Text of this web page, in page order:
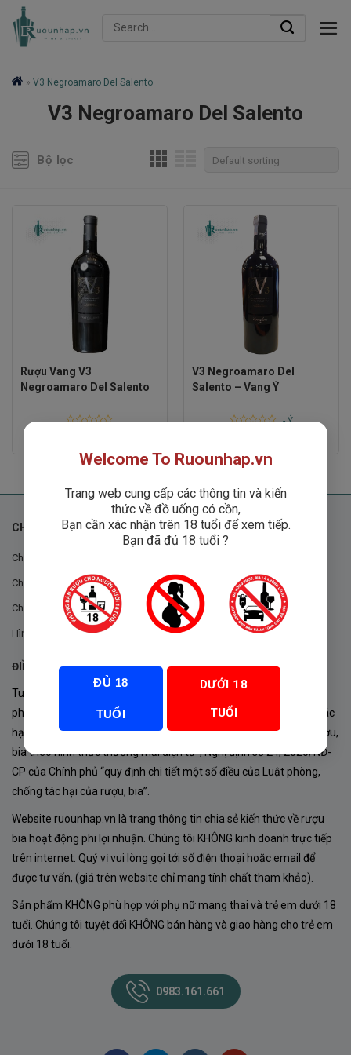
Skip
Search
» V3 Negroamaro Del Salento
V3 Negroamaro Del Salento
Bộ lọc
Rượu Vang V3
Negroamaro Del Salento
V3 Negroamaro Del
Salento – Vang Ý
of
-Ý
CHÍNH SÁCH
Chính sách chung
Chính sách đổi trả
Chính sách mua hàng
Hình thức thanh toán
ĐIỀU KHOẢN VÀ CHÍNH SÁCH
Tuân thủ Nghị định 105/2017/NĐ-CP ngày 14/9/2017 của Chính
phủ về sản xuất, kinh doanh rượu. Tuân thủ Luật “phòng chống tác
hại của rượu, bia” số 44/2019/QH14-Điều 16 về “điều kiện bán rượu,
bia theo hình thức thương mại điện tử”; Nghị định số 24/2020/NĐ-
CP của Chính phủ “quy định chi tiết một số điều của Luật phòng,
chống tác hại của rượu, bia”.
Website ruounhap.vn là trang thông tin chia sẻ kiến thức về rượu
bia hoạt động phi lợi nhuận. Chúng tôi KHÔNG kinh doanh trực tiếp
trên internet. Quý vị vui lòng gọi tới số điện thoại hoặc email để
được tư vấn, (giá trên website chỉ mang tính chất tham khảo).
Sản phẩm KHÔNG phù hợp với phụ nữ mang thai và trẻ em dưới 18
tuổi. Chúng tôi tuyệt đối KHÔNG bán hàng và giao hàng cho trẻ em
dưới 18 tuổi.
0983.161.661
Welcome To Ruounhap.vn
Trang web cung cấp các thông tin và kiến
thức về đồ uống có cồn,
Bạn cần xác nhận trên 18 tuổi để xem tiếp.
Bạn đã đủ 18 tuổi ?
ĐỦ 18
TUỔI
DƯỚI 18
TUỔI